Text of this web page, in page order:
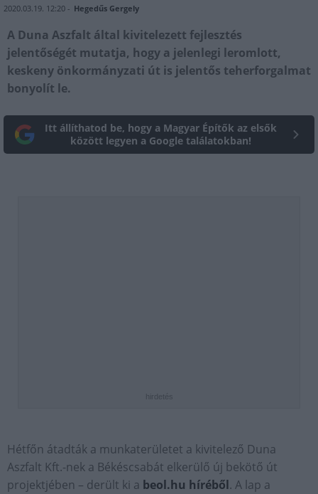
2020.03.19. 12:20 - Hegedűs Gergely
A Duna Aszfalt által kivitelezett fejlesztés
jelentőségét mutatja, hogy a jelenlegi leromlott,
keskeny önkormányzati út is jelentős teherforgalmat
bonyolít le.
Itt állíthatod be, hogy a Magyar Építők az elsők
között legyen a Google találatokban!
hirdetés
Hétfőn átadták a munkaterületet a kivitelező Duna
Aszfalt Kft.-nek a Békéscsabát elkerülő új bekötő út
projektjében – derült ki a beol.hu híréből. A lap a